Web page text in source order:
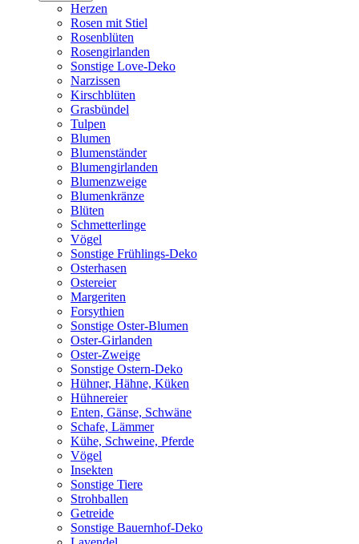
Herzen
Rosen mit Stiel
Rosenblüten
Rosengirlanden
Sonstige Love-Deko
Narzissen
Kirschblüten
Grasbündel
Tulpen
Blumen
Blumenständer
Blumengirlanden
Blumenzweige
Blumenkränze
Blüten
Schmetterlinge
Vögel
Sonstige Frühlings-Deko
Osterhasen
Ostereier
Margeriten
Forsythien
Sonstige Oster-Blumen
Oster-Girlanden
Oster-Zweige
Sonstige Ostern-Deko
Hühner, Hähne, Küken
Hühnereier
Enten, Gänse, Schwäne
Schafe, Lämmer
Kühe, Schweine, Pferde
Vögel
Insekten
Sonstige Tiere
Strohballen
Getreide
Sonstige Bauernhof-Deko